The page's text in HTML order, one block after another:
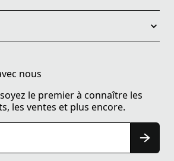
nous
le premier à connaître les
les ventes et plus encore.